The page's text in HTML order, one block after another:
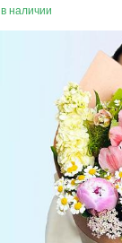
в наличии